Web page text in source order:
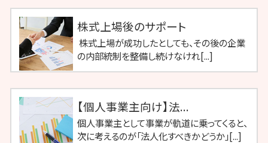
株式上場後のサポート
株式上場が成功したとしても、その後の企業
の内部統制を整備し続けなけれ[...]
【個人事業主向け】法...
個人事業主として事業が軌道に乗ってくると、
次に考えるのが「法人化すべきかどうか」[...]